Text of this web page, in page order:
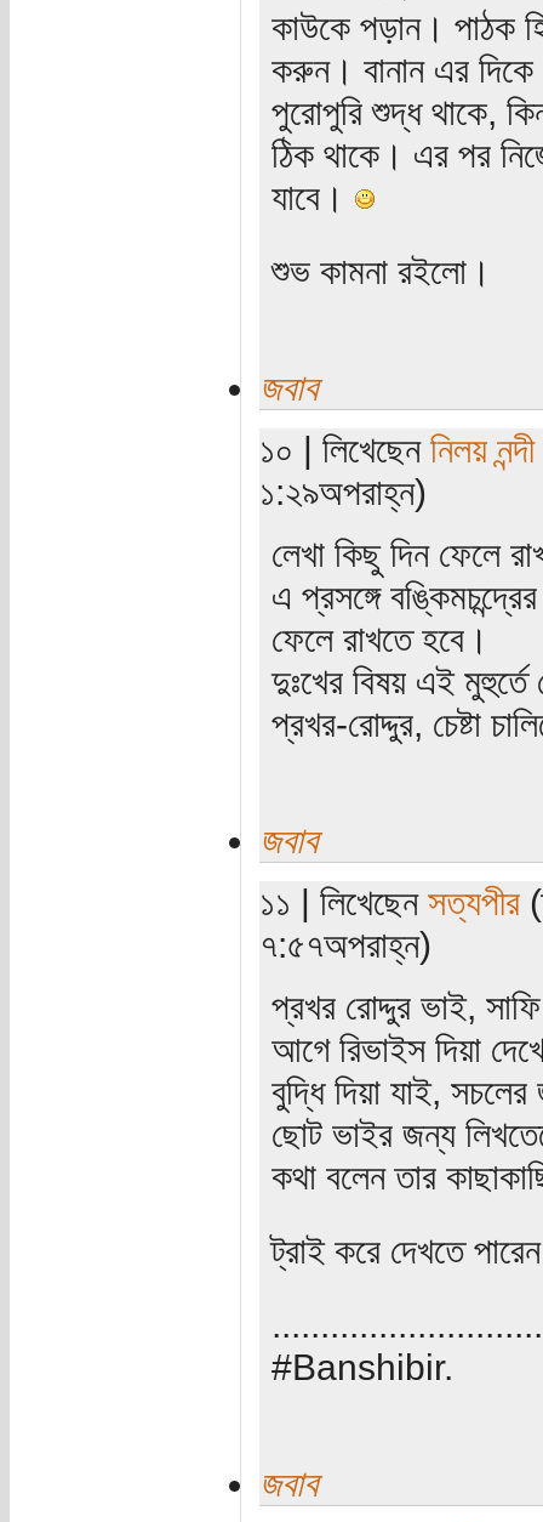
কাউকে পড়ান। পাঠক
করুন। বানান এর দিকে
পুরোপুরি শুদ্ধ থাকে,
ঠিক থাকে। এর পর
যাবে।
শুভ কামনা রইলো।
জবাব
১০ | লিখেছেন নিলয় নন্দী
১:২৯অপরাহ্ন)
লেখা কিছু দিন ফেলে
এ প্রসঙ্গে
ফেলে রাখতে হবে।
দুঃখের বিষয় এই
প্রখর-রোদ্দুর, চেষ্টা
জবাব
১১ | লিখেছেন সত্যপীর
৭:৫৭অপরাহ্ন)
প্রখর রোদ্দুর ভাই,
আগে রিভাইস দিয়া
বুদ্ধি দিয়া যাই,
ছোট ভাইর জন্য
কথা বলেন তার
ট্রাই করে দেখতে
#Banshibir.
জবাব